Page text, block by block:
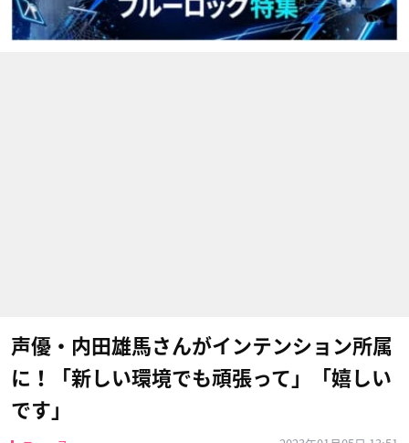
声優・内田雄馬さんがインテンション所属
に！「新しい環境でも頑張って」「嬉しい
です」